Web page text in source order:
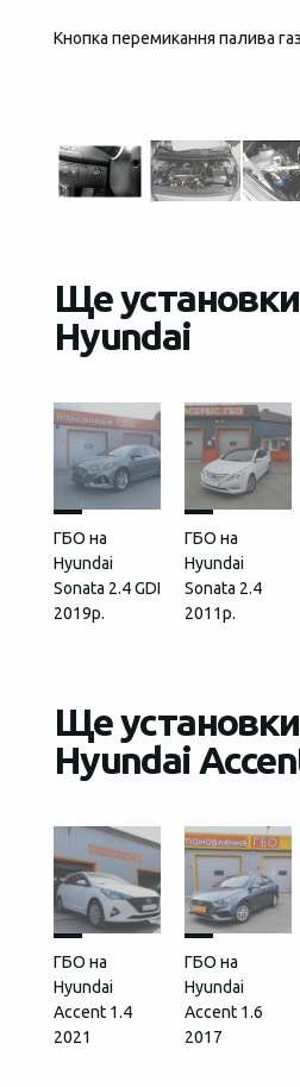
Кнопка перемикання палива
Ще
Hyundai
ГБО на
Hyundai
Sonata 2.4 GDI
2019р.
ГБО на
Hyundai
Sonata 2.4
2011р.
Ще
Hyundai
ГБО на
Hyundai
Accent 1.4
2021
ГБО на
Hyundai
Accent 1.6
2017